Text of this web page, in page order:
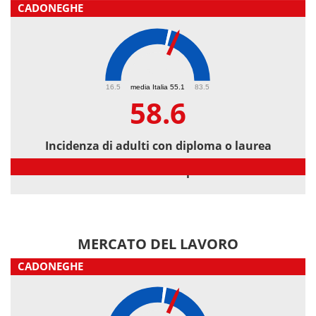
CADONEGHE
media Italia 55.1
16.5 83.5
58.6
Incidenza di adulti con diploma o laurea
MERCATO DEL LAVORO
CADONEGHE